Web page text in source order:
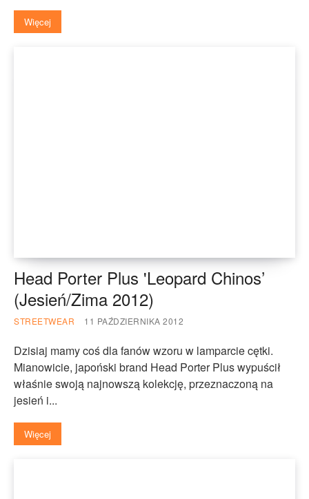
Więcej
Head Porter Plus 'Leopard Chinos’
(Jesień/Zima 2012)
STREETWEAR 11 PAŹDZIERNIKA 2012
Dzisiaj mamy coś dla fanów wzoru w lamparcie cętki.
Mianowicie, japoński brand Head Porter Plus wypuścił
właśnie swoją najnowszą kolekcję, przeznaczoną na
jesień i...
Więcej